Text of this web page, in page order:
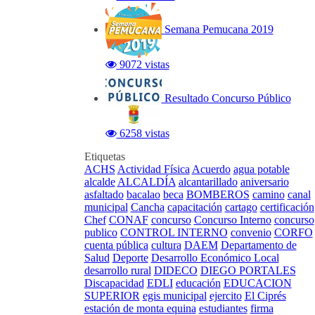
Semana Pemucana 2019
9072 vistas
Resultado Concurso Público
6258 vistas
Etiquetas
ACHS Actividad Física Acuerdo agua potable
alcalde ALCALDÍA alcantarillado aniversario
asfaltado bacalao beca BOMBEROS camino canal
municipal Cancha capacitación cartago certificación
Chef CONAF concurso Concurso Interno concurso
publico CONTROL INTERNO convenio CORFO
cuenta pública cultura DAEM Departamento de
Salud Deporte Desarrollo Económico Local
desarrollo rural DIDECO DIEGO PORTALES
Discapacidad EDLI educación EDUCACION
SUPERIOR egis municipal ejercito El Ciprés
estación de monta equina estudiantes firma